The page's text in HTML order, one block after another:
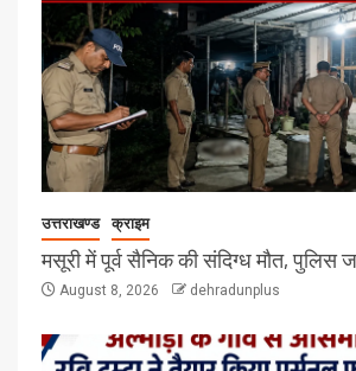
उत्तराखण्ड क्राइम
मसूरी में पूर्व सैनिक की संदिग्ध मौत, पुलिस
August 8, 2026 dehradunplus